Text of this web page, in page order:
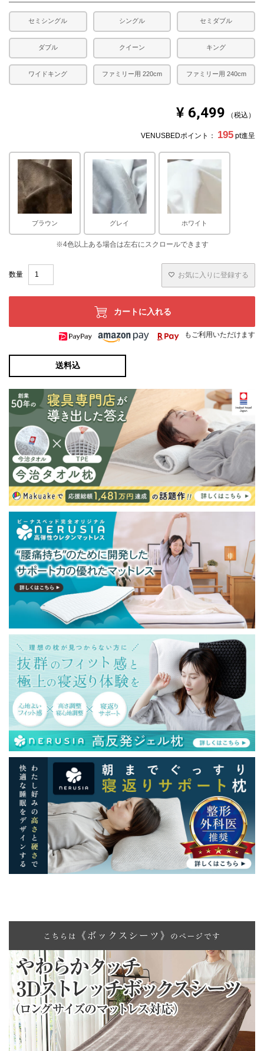
セミシングル シングル セミダブル
ダブル クイーン キング
ワイドキング ファミリー用 220cm ファミリー用 240cm
¥ 6,499 税込
VENUSBEDポイント： 195 pt進呈
ブラウン グレイ ホワイト
お気に入りに登録する
カートに入れる
もご利用いただけます
送料込